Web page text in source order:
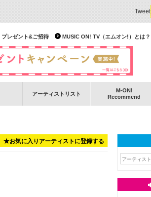
Tweet
MUSIC ON! TV（エムオン!）とは？
プレゼント&ご招待
アーティストリスト
M-ON!
Recommend
★お気に入りアーティストに登録する